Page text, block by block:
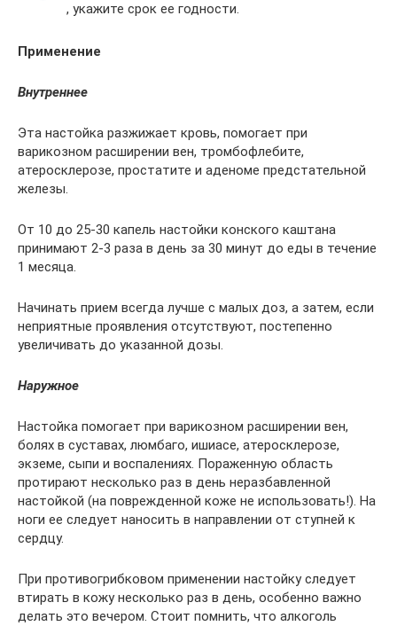
, укажите срок ее годности.
Применение
Внутреннее
Эта настойка разжижает кровь, помогает при
варикозном расширении вен, тромбофлебите,
атеросклерозе, простатите и аденоме предстательной
железы.
От 10 до 25-30 капель настойки конского каштана
принимают 2-3 раза в день за 30 минут до еды в течение
1 месяца.
Начинать прием всегда лучше с малых доз, а затем, если
неприятные проявления отсутствуют, постепенно
увеличивать до указанной дозы.
Наружное
Настойка помогает при варикозном расширении вен,
болях в суставах, люмбаго, ишиасе, атеросклерозе,
экземе, сыпи и воспалениях. Пораженную область
протирают несколько раз в день неразбавленной
настойкой (на поврежденной коже не использовать!). На
ноги ее следует наносить в направлении от ступней к
сердцу.
При противогрибковом применении настойку следует
втирать в кожу несколько раз в день, особенно важно
делать это вечером. Стоит помнить, что алкоголь